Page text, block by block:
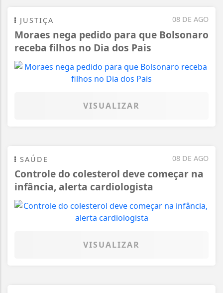
08 DE AGO
JUSTIÇA
Moraes nega pedido para que Bolsonaro
receba filhos no Dia dos Pais
VISUALIZAR
08 DE AGO
SAÚDE
Controle do colesterol deve começar na
infância, alerta cardiologista
VISUALIZAR